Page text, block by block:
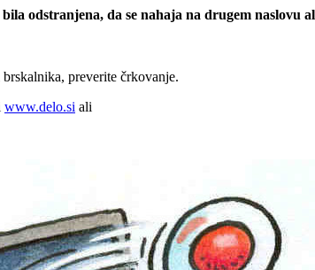
odstranjena, da se nahaja na drugem naslovu
preverite črkovanje.
www.delo.si ali